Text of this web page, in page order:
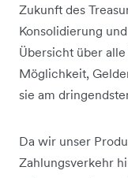
Zukunft des
Konsolidierung
Übersicht über
Möglichkeit,
sie am
Da wir unser
Zahlungsverkehr